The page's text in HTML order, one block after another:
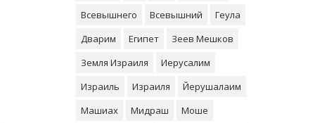
Всевышнего
Всевышний
Геула
Дварим
Египет
Зеев Мешков
Земля Израиля
Иерусалим
Израиль
Израиля
Йерушалаим
Машиах
Мидраш
Моше